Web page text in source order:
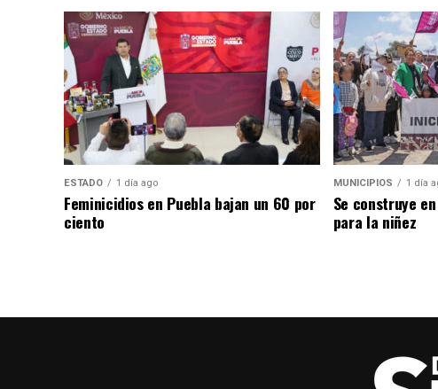
ESTADO 1 día ago
Feminicidios en Puebla bajan un 60 por
ciento
MUNICIPIOS 1 día
Se construye
para la niñez